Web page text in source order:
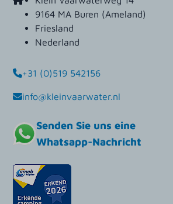
9164 MA Buren (Ameland)
Friesland
Nederland
+31 (0)519 542156
info@kleinvaarwater.nl
Senden Sie uns eine
Whatsapp-Nachricht